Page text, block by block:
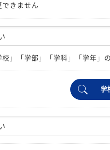
きません
」「学部」「学科」「学年」
学